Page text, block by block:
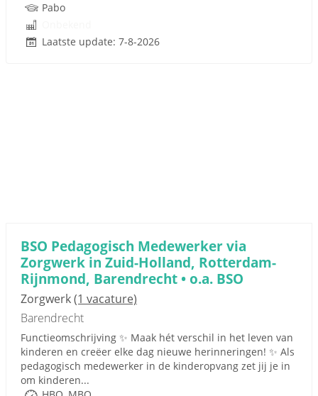
Pabo
Laatste update: 7-8-2026
BSO Pedagogisch Medewerker via
Zorgwerk in Zuid-Holland, Rotterdam-
Rijnmond, Barendrecht • o.a. BSO
Zorgwerk(1 vacature)
Barendrecht
Functieomschrijving ✨ Maak hét verschil in het leven van
kinderen en creëer elke dag nieuwe herinneringen! ✨ Als
pedagogisch medewerker in de kinderopvang zet jij je in
om kinderen...